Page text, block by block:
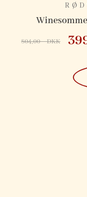
804,00DKK